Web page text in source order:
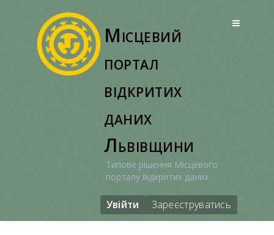
Місцевий
портал
відкритих
даних
Львівщини
Типове рішення Місцевого
порталу відкритих даних
Увійти Зареєструватись